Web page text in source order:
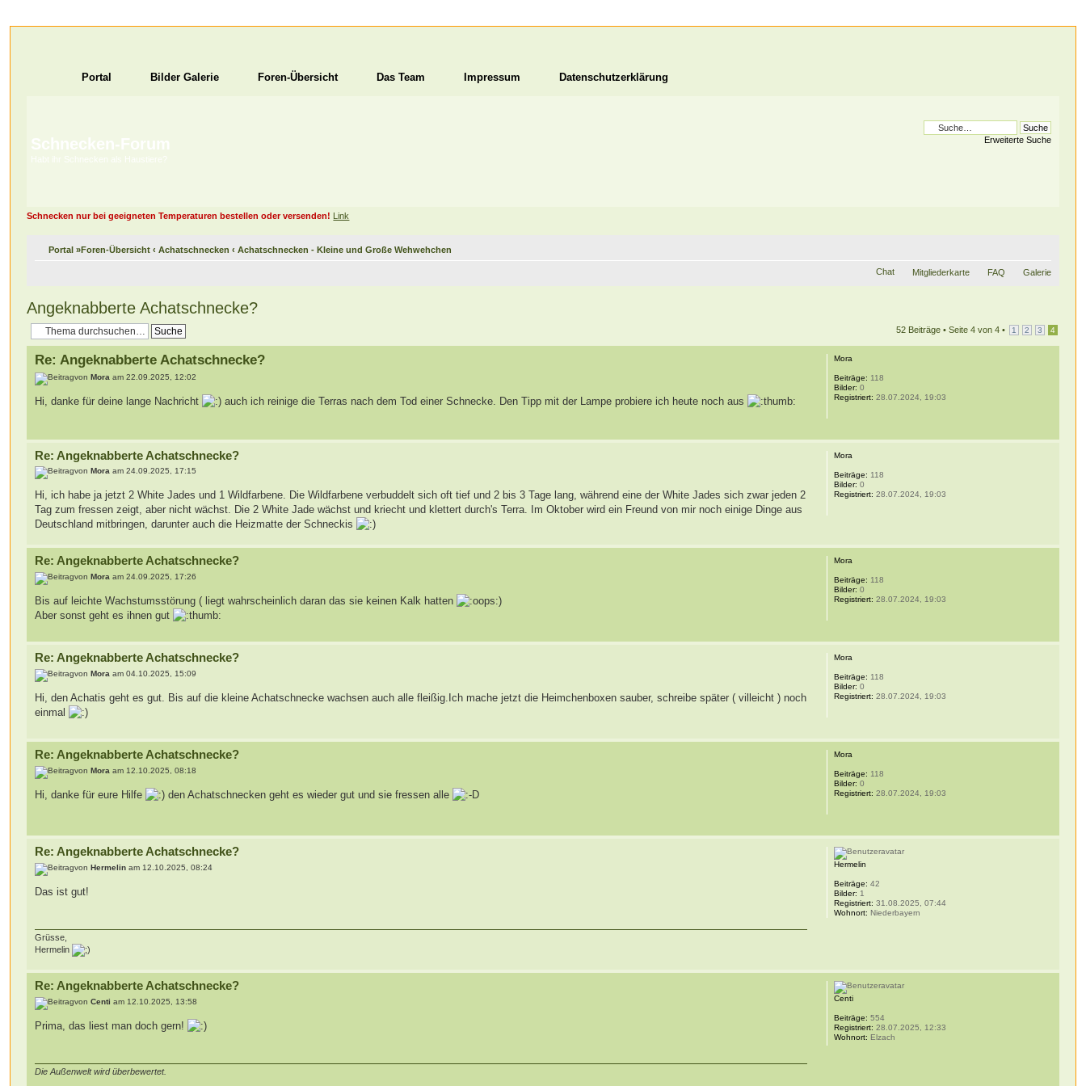
Portal Bilder Galerie Foren-Übersicht Das Team Impressum Datenschutzerklärung
Schnecken-Forum
Habt ihr Schnecken als Haustiere?
Erweiterte Suche
Schnecken nur bei geeigneten Temperaturen bestellen oder versenden! Link
Portal »Foren-Übersicht ‹ Achatschnecken ‹ Achatschnecken - Kleine und Große Wehwehchen
Chat Mitgliederkarte FAQ Galerie
Angeknabberte Achatschnecke?
52 Beiträge • Seite 4von 4• 1 2 3 4
Re: Angeknabberte Achatschnecke?
vonMora am 22.09.2025, 12:02
Hi, danke für deine lange Nachricht auch ich reinige die Terras nach dem Tod einer Schnecke. Den Tipp mit der Lampe probiere ich heute noch aus
Mora
Beiträge: 118
Bilder: 0
Registriert: 28.07.2024, 19:03
Re: Angeknabberte Achatschnecke?
vonMora am 24.09.2025, 17:15
Hi, ich habe ja jetzt 2 White Jades und 1 Wildfarbene. Die Wildfarbene verbuddelt sich oft tief und 2 bis 3 Tage lang, während eine der White Jades sich zwar jeden 2
Tag zum fressen zeigt, aber nicht wächst. Die 2 White Jade wächst und kriecht und klettert durch's Terra. Im Oktober wird ein Freund von mir noch einige Dinge aus
Deutschland mitbringen, darunter auch die Heizmatte der Schneckis
Mora
Beiträge: 118
Bilder: 0
Registriert: 28.07.2024, 19:03
Re: Angeknabberte Achatschnecke?
vonMora am 24.09.2025, 17:26
Bis auf leichte Wachstumsstörung ( liegt wahrscheinlich daran das sie keinen Kalk hatten
)
Aber sonst geht es ihnen gut
Mora
Beiträge: 118
Bilder: 0
Registriert: 28.07.2024, 19:03
Re: Angeknabberte Achatschnecke?
vonMora am 04.10.2025, 15:09
Hi, den Achatis geht es gut. Bis auf die kleine Achatschnecke wachsen auch alle fleißig.Ich mache jetzt die Heimchenboxen sauber, schreibe später ( villeicht ) noch
einmal
Mora
Beiträge: 118
Bilder: 0
Registriert: 28.07.2024, 19:03
Re: Angeknabberte Achatschnecke?
vonMora am 12.10.2025, 08:18
Hi, danke für eure Hilfe den Achatschnecken geht es wieder gut und sie fressen alle
Mora
Beiträge: 118
Bilder: 0
Registriert: 28.07.2024, 19:03
Re: Angeknabberte Achatschnecke?
vonHermelin am 12.10.2025, 08:24
Das ist gut!
Grüsse,
Hermelin
Hermelin
Beiträge: 42
Bilder: 1
Registriert: 31.08.2025, 07:44
Wohnort: Niederbayern
Re: Angeknabberte Achatschnecke?
vonCenti am 12.10.2025, 13:58
Prima, das liest man doch gern!
Die Außenwelt wird überbewertet.
Centi
Beiträge: 554
Registriert: 28.07.2025, 12:33
Wohnort: Elzach